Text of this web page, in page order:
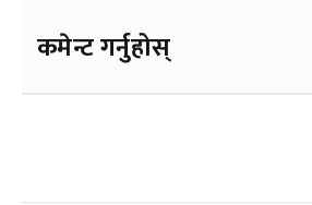
कमेन्ट गर्नुहोस्